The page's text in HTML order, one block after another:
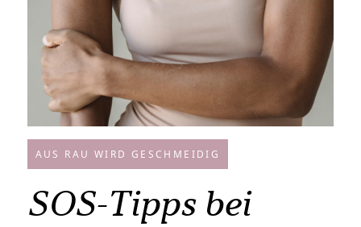
AUS RAU WIRD GESCHMEIDIG
SOS-Tipps bei